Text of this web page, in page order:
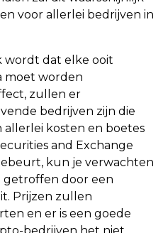
voor allerlei bedrijven in
wordt dat elke ooit
moet worden
zullen er
bedrijven zijn die
kosten en boetes
and Exchange
kun je verwachten
door een
Prijzen zullen
en er is een goede